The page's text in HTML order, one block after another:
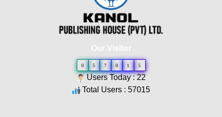
Our Visitor
0 5 7 0 1 5
Users Today : 22
Total Users : 57015